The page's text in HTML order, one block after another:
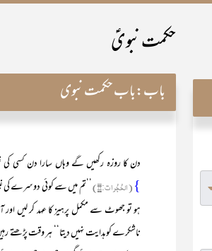
حکمت نبویؑ
باب:باب حکمت نبوی
دن کا روزہ رکھیں گے وہاں سارا دن کسی
}(الحُجُرات:۱۲)
’’تم میں سے کوئی دوسرے
ہو تو جھوٹ سے مکمل پرہیز کا عہد کر لیں
ناشکرے کو ہدایت نہیں دیتا‘‘ ہر وقت پڑھتے